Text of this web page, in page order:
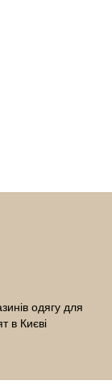
одягу для
в Києві